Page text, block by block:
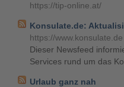
https://tip-online.at/
Konsulate.de:
https://www.konsulate.de
Dieser Newsfeed
Services rund um das
Urlaub ganz nah